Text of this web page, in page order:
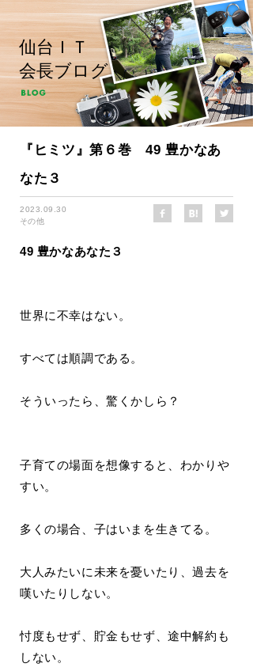
仙台ＩＴ
会長ブログ
『ヒミツ』第６巻 49 豊かなあ
なた３
2023.09.30
その他
49 豊かなあなた３
世界に不幸はない。
すべては順調である。
そういったら、驚くかしら？
子育ての場面を想像すると、わかりや
すい。
多くの場合、子はいまを生きてる。
大人みたいに未来を憂いたり、過去を
嘆いたりしない。
忖度もせず、貯金もせず、途中解約も
しない。